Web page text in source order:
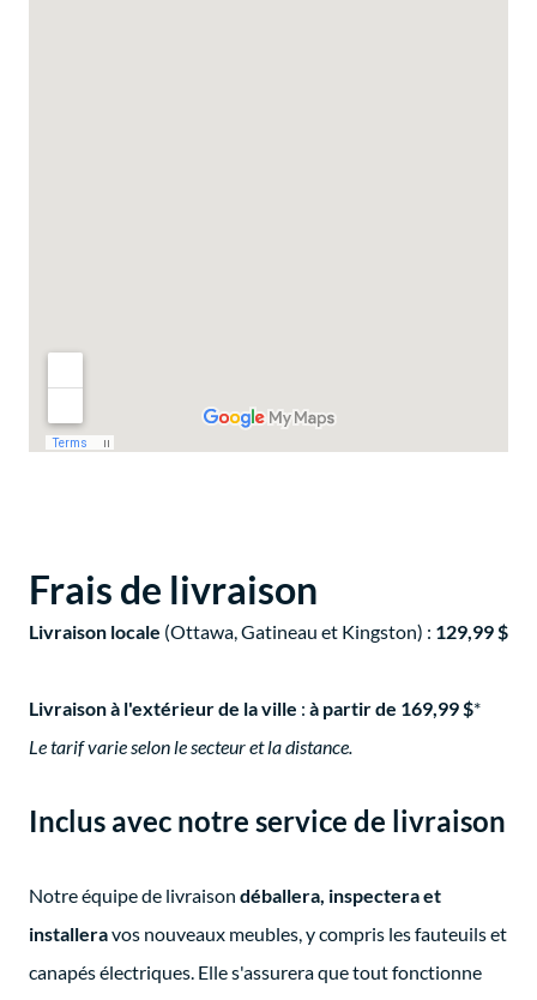
Frais de livraison
Livraison locale (Ottawa, Gatineau et Kingston) : 129,99 $
Livraison à l'extérieur de la ville : à partir de 169,99 $*
Le tarif varie selon le secteur et la distance.
Inclus avec notre service de livraison
Notre équipe de livraison déballera, inspectera et
installeravos nouveaux meubles, y compris les fauteuils et
canapés électriques. Elle s'assurera que tout fonctionne